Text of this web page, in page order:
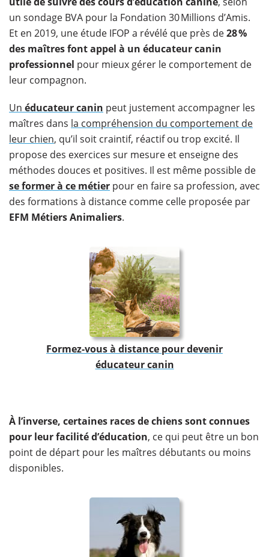
un sondage BVA pour la Fondation 30 Millions d’Amis.
Et en 2019, une étude IFOP a révélé que près de28%
des maîtres font appel à un éducateur canin
professionnel pour mieux gérer le comportement de
leur compagnon.
Un éducateur canin peut justement accompagner les
maîtres dans la compréhension du comportement de
leur chien, qu’il soit craintif, réactif ou trop excité. Il
propose des exercices sur mesure et enseigne des
méthodes douces et positives. Il est même possible de
se former à ce métier pour en faire sa profession, avec
des formations à distance comme celle proposée par
EFM Métiers Animaliers.
Formez-vous à distance pour devenir
éducateur canin
À l’inverse, certaines races de chiens sont connues
pour leur facilité d’éducation, ce qui peut être un bon
point de départ pour les maîtres débutants ou moins
disponibles.